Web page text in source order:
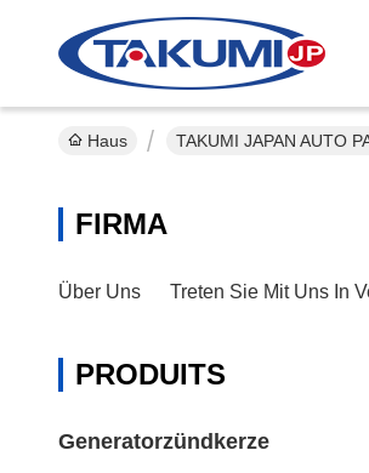
Haus TAKUMI JAPAN AUTO
FIRMA
Über Uns Treten Sie Mit Uns In
PRODUITS
Generatorzündkerze